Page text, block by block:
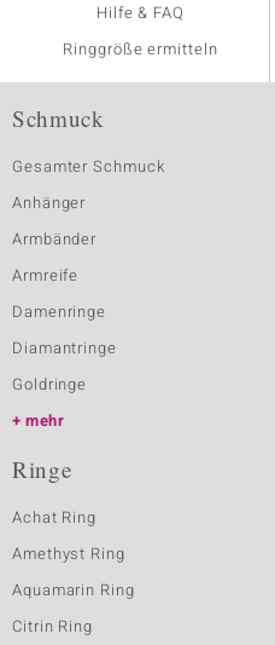
Hilfe & FAQ
Ringgröße ermitteln
Schmuck
Gesamter Schmuck
Anhänger
Armbänder
Armreife
Damenringe
Diamantringe
Goldringe
mehr
Ringe
Achat Ring
Amethyst Ring
Aquamarin Ring
Citrin Ring